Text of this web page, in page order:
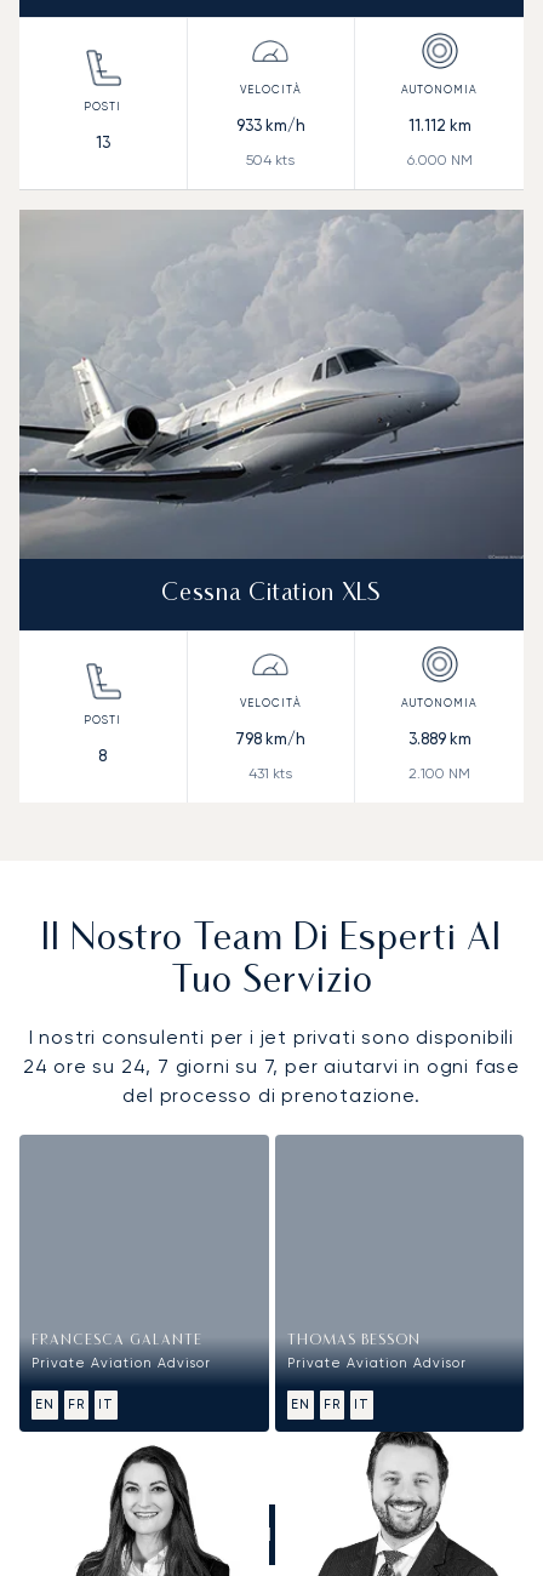
13
933km/h
504 kts
11.112 km
6.000 NM
Cessna Citation XLS
8
798 km/h
431 kts
3.889km
2.100 NM
Il Nostro Team Di Esperti Al
Tuo Servizio
I nostri consulenti per i jet privati sono disponibili
24 ore su 24, 7 giorni su 7, per aiutarvi in ogni fase
del processo di prenotazione.
FRANCESCA GALANTE
Private Aviation Advisor
EN FR IT
THOMAS BESSON
Private Aviation Advisor
EN FR IT
CHIAMATECI